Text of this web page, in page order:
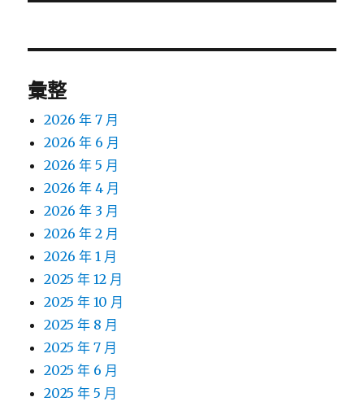
文
彙整
2026 年 7 月
2026 年 6 月
2026 年 5 月
2026 年 4 月
2026 年 3 月
2026 年 2 月
2026 年 1 月
2025 年 12 月
2025 年 10 月
2025 年 8 月
2025 年 7 月
2025 年 6 月
2025 年 5 月